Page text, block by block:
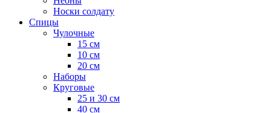
Носки солдату
Спицы
Чулочные
15 см
10 см
20 см
Наборы
Круговые
25 и 30 см
40 см